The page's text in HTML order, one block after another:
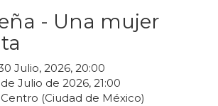
- Una mujer
Julio, 2026, 20:00
de Julio de 2026, 21:00
Centro (Ciudad de México)